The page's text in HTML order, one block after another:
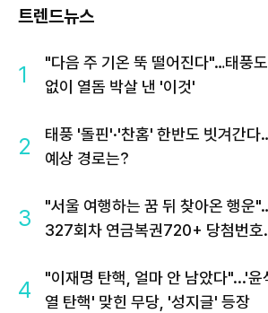
트렌드뉴스
1
"다음 주 기온 뚝 떨어진다"…태풍도
없이 열돔 박살 낸 '이것'
2
태풍 '돌핀'·'찬홈' 한반도 빗겨간다
예상 경로는?
3
"서울 여행하는 꿈 뒤 찾아온 행운
327회차 연금복권720+ 당첨번호
4
"이재명 탄핵, 얼마 안 남았다"...'윤
열 탄핵' 맞힌 무당, '성지글' 등장